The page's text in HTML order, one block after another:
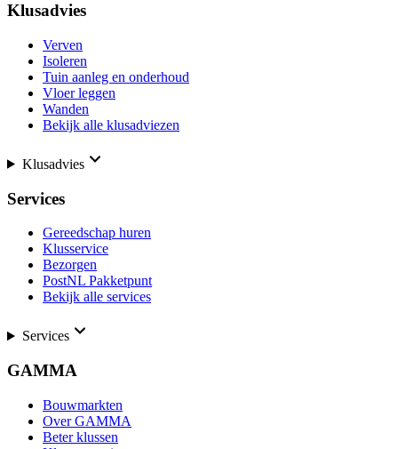
Klusadvies
Verven
Isoleren
Tuin aanleg en onderhoud
Vloer leggen
Wanden
Bekijk alle klusadviezen
Klusadvies
Services
Gereedschap huren
Klusservice
Bezorgen
PostNL Pakketpunt
Bekijk alle services
Services
GAMMA
Bouwmarkten
Over GAMMA
Beter klussen